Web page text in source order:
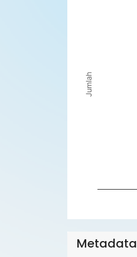
Jumlah
Metadata